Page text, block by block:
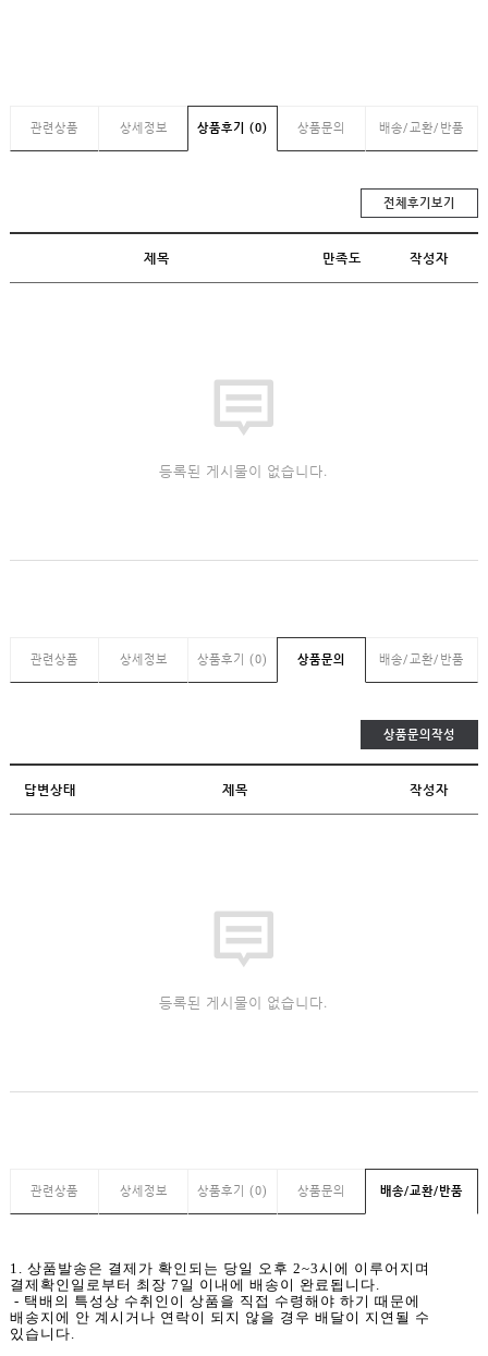
관련상품 상세정보 상품후기 (0) 상품문의 배송/교환/반품
전체후기보기
제목 만족도 작성자
등록된 게시물이 없습니다.
관련상품 상세정보 상품후기 (0) 상품문의 배송/교환/반품
상품문의작성
답변상태 제목 작성자
등록된 게시물이 없습니다.
관련상품 상세정보 상품후기 (0) 상품문의 배송/교환/반품
1. 상품발송은 결제가 확인되는 당일 오후 2~3시에 이루어지며
결제확인일로부터 최장 7일 이내에 배송이 완료됩니다.
- 택배의 특성상 수취인이 상품을 직접 수령해야 하기 때문에
배송지에 안 계시거나 연락이 되지 않을 경우 배달이 지연될 수
있습니다.